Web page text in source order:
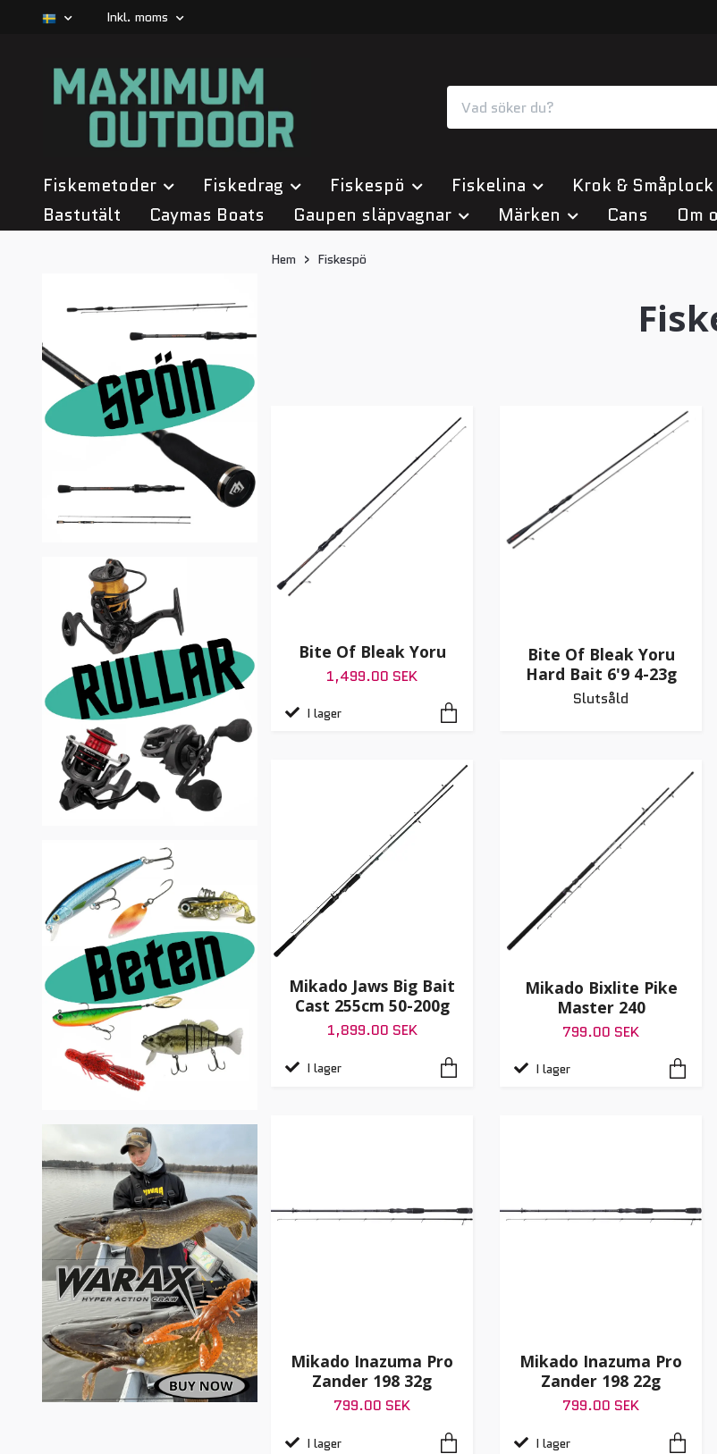
Inkl. moms
Fiskemetoder Fiskedrag Fiskespö Fiskelina Krok & Småplock
Bastutält
Caymas Boats Gaupen släpvagnar Märken Cans Om
Hem Fiskespö
Bite Of Bleak Yoru
1,499.00 SEK
I lager
Bite Of Bleak Yoru
Hard Bait 6'9 4-23g
Slutsåld
Mikado Jaws Big Bait
Cast 255cm 50-200g
1,899.00 SEK
I lager
Mikado Bixlite Pike
Master 240
799.00 SEK
I lager
Mikado Inazuma Pro
Zander 198 32g
799.00 SEK
I lager
Mikado Inazuma Pro
Zander 198 22g
799.00 SEK
I lager